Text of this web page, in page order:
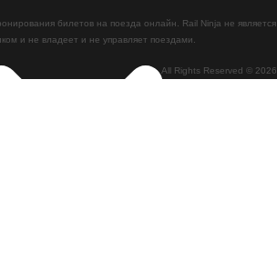
Поезд Лиссабон - Брага
Поезд Брага - Лиссабон All Rights Reserved © 2026
билетов на поезда онлайн. Rail Ninja не является
и не владеет и не управляет поездами.